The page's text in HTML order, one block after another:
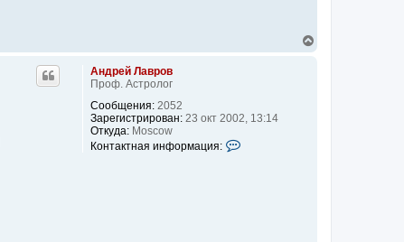
Андрей Лавров
Проф. Астролог
Сообщения:2052
Зарегистрирован:23 окт 2002, 13:14
Откуда:Moscow
Контактная информация: